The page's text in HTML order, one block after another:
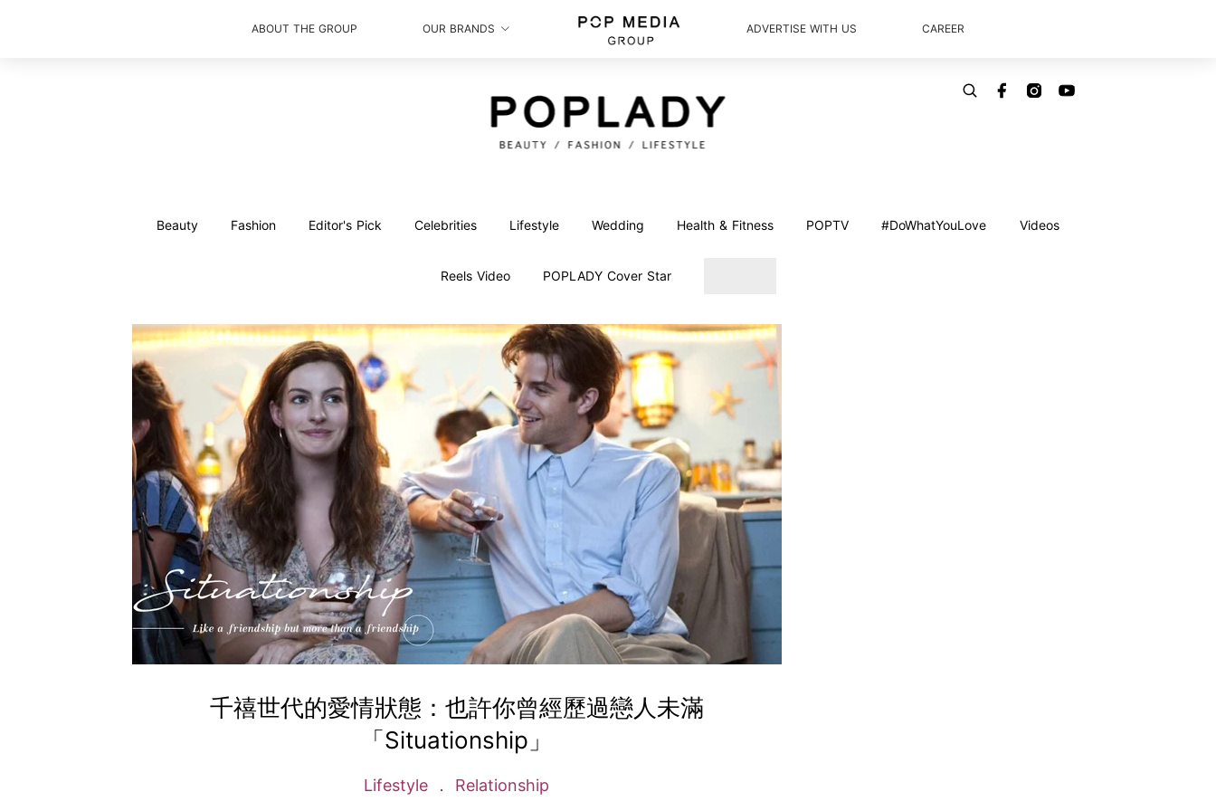
ABOUT THE GROUP OUR BRANDS ADVERTISE WITH US CAREER
Beauty Fashion Editor's Pick Celebrities Lifestyle Wedding Health & Fitness POPTV #DoWhatYouLove Videos
Reels Video POPLADY Cover Star
千禧世代的愛情狀態：也許你曾經歷過戀人未滿
「Situationship」
Lifestyle Relationship